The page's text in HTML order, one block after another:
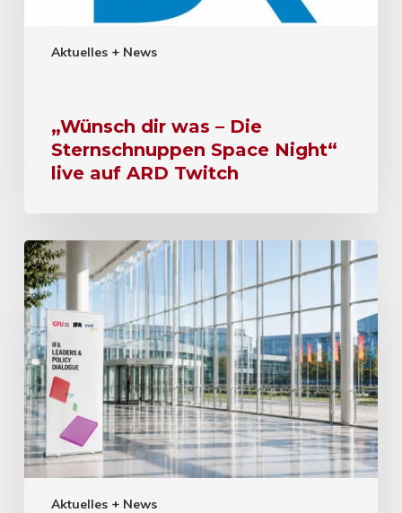
Aktuelles + News
„Wünsch dir was – Die
Sternschnuppen Space Night“
live auf ARD Twitch
Aktuelles + News